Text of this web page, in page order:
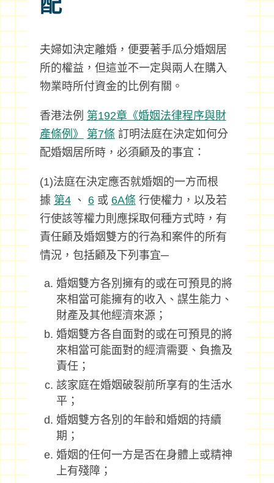
夫婦如決定離婚，便要著手瓜分婚姻居
所的權益，但這並不一定與兩人在購入
物業時所付資金的比例有關。
香港法例 第192章《婚姻法律程序與財
產條例》
第7條 訂明法庭在決定如何分
配婚姻居所時，必須顧及的事宜：
(1)法庭在決定應否就婚姻的一方而根
據 第4、 6或 6A條 行使權力，以及若
行使該等權力則應採取何種方式時，有
責任顧及婚姻雙方的行為和案件的所有
情況，包括顧及下列事宜─
婚姻雙方各別擁有的或在可預見的將
來相當可能擁有的收入、謀生能力、
財產及其他經濟來源；
婚姻雙方各自面對的或在可預見的將
來相當可能面對的經濟需要、負擔及
責任；
該家庭在婚姻破裂前所享有的生活水
平；
婚姻雙方各別的年齡和婚姻的持續
期；
婚姻的任何一方是否在身體上或精神
上有殘障；